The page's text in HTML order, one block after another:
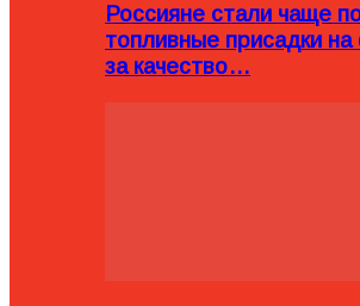
Россияне стали чаще
топливные присадки
за качество…